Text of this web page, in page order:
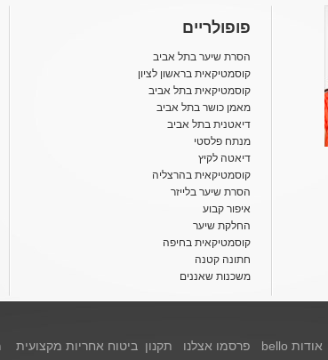
פופולריים
הסרת שיער בתל אביב
קוסמטיקאית בראשון לציון
קוסמטיקאית בתל אביב
מאמן כושר בתל אביב
דיאטנית בתל אביב
מנתח פלסטי
דיאטה לקיץ
קוסמטיקאית בהרצליה
הסרת שיער בלייזר
איפור קבוע
החלקת שיער
קוסמטיקאית בחיפה
חתונה קטנה
משכנות שאננים
אודות bello פרסמו אצלנו תקנון ביטוח אחריות מקצועית